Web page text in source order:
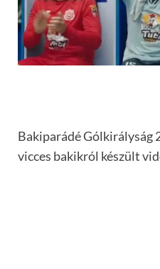
Bakiparádé Gólkirályság
vicces bakikról készült